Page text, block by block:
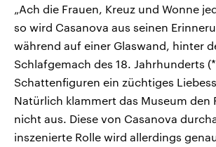
„Ach die Frauen, Kreuz und Wonne
so wird Casanova aus seinen
während auf einer Glaswand, hinter
Schlafgemach des 18. Jahrhunderts
Schattenfiguren ein züchtiges
Natürlich klammert das Museum den
nicht aus. Diese von Casanova
inszenierte Rolle wird allerdings